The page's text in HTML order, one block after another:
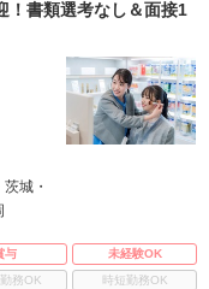
！書類選考なし＆面接1
城・
与
未経験OK
務OK
時短勤務OK